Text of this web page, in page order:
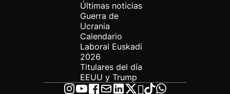
Últimas noticias
Guerra de
Ucrania
Calendario
Laboral Euskadi
2026
Titulares del día
EEUU y Trump